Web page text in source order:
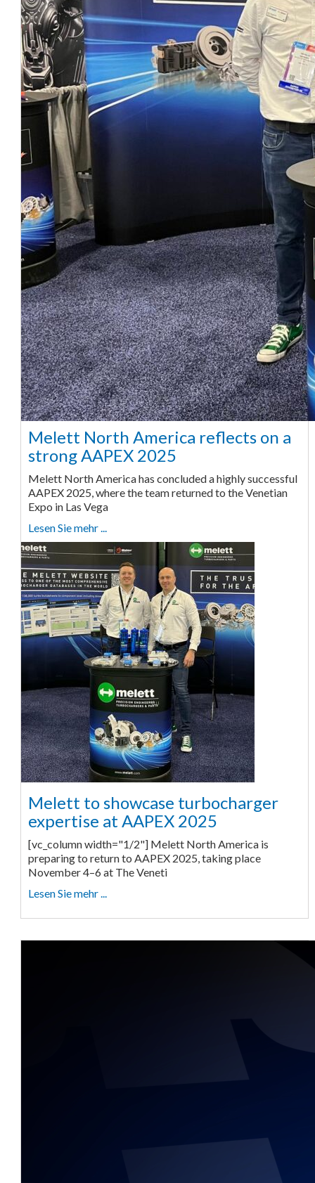
Melett North America reflects on a
strong AAPEX 2025
Melett North America has concluded a highly successful
AAPEX 2025, where the team returned to the Venetian
Expo in Las Vega
Lesen Sie mehr ...
Melett to showcase turbocharger
expertise at AAPEX 2025
[vc_column width="1/2"] Melett North America is
preparing to return to AAPEX 2025, taking place
November 4–6 at The Veneti
Lesen Sie mehr ...